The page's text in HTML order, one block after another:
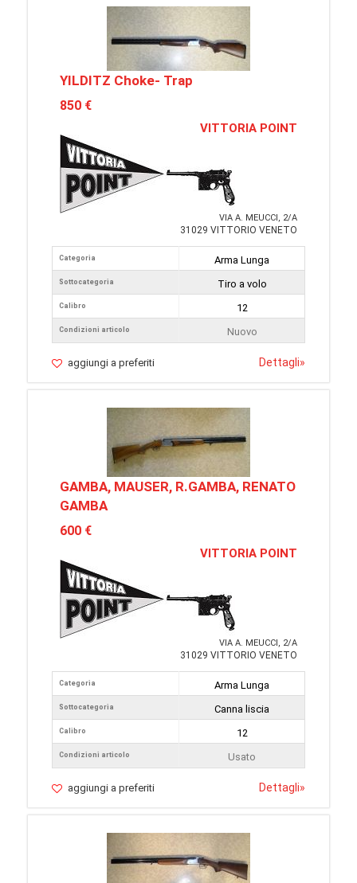
YILDITZ Choke- Trap
850 €
VITTORIA POINT
VIA A. MEUCCI, 2/A
31029 VITTORIO VENETO
Categoria
Sottocategoria
Calibro
Condizioni articolo
Arma Lunga
Tiro a volo
12
Nuovo
aggiungi a preferiti Dettagli»
GAMBA, MAUSER, R.GAMBA, RENATO
GAMBA
600 €
VITTORIA POINT
VIA A. MEUCCI, 2/A
31029 VITTORIO VENETO
Categoria
Sottocategoria
Calibro
Condizioni articolo
Arma Lunga
Canna liscia
12
Usato
aggiungi a preferiti Dettagli»